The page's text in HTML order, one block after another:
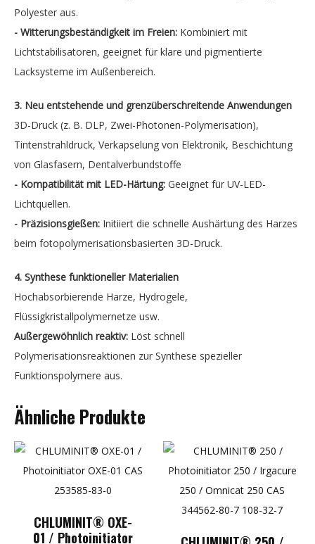
Polyester aus.
- Witterungsbeständigkeit im Freien: Kombiniert mit
Lichtstabilisatoren, geeignet für klare und pigmentierte
Lacksysteme im Außenbereich.
3. Neu entstehende und grenzüberschreitende Anwendungen
3D-Druck (z. B. DLP, Zwei-Photonen-Polymerisation),
Tintenstrahldruck, Verkapselung von Elektronik, Beschichtung
von Glasfasern, Dentalverbundstoffe
- Kompatibilität mit LED-Härtung: Geeignet für UV-LED-
Lichtquellen.
- Präzisionsgießen: Initiiert die schnelle Aushärtung des Harzes
beim fotopolymerisationsbasierten 3D-Druck.
4. Synthese funktioneller Materialien
Hochabsorbierende Harze, Hydrogele,
Flüssigkristallpolymernetze usw.
Außergewöhnlich reaktiv: Löst schnell
Polymerisationsreaktionen zur Synthese spezieller
Funktionspolymere aus.
Ähnliche Produkte
CHLUMINIT® OXE-
01 / Photoinitiator